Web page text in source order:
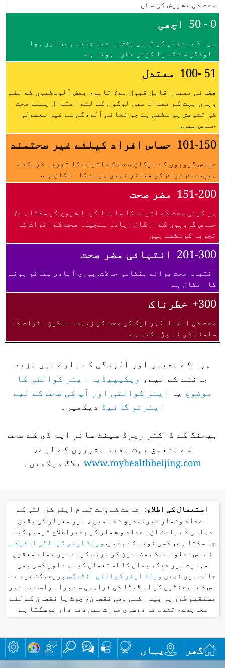
صحت کی تشویش کی سطح
0 - 50 اچھی
ہوا کے معیار کو تسلی بخش سمجھا جاتا ہے، اور ہوا
آلودگی سے کم یا کوئی خطرہ ہوتا ہے
51 -100 معتدل
فضائی معیار قابل قبول ہے؛ تاہم، بعض آلودگیوں کے لئے
وہاں بہت کم تعداد میں لوگوں کے لئے اعتدال پسند صحت
کی تشویش ہو سکتی ہے جو فضائی آلودگی سے غیر معمولی
حساس ہیں.
101-150 حساس افراد کیلئے غیر صحتمند
حساس گروپوں کے ارکان صحت کے اثرات کا تجربہ کرسکتے
ہیں. عام عوام کو متاثر نہیں ہونے کا امکان ہے.
151-200 مضر صحت
ہر کوئی صحت کے اثرات کا سامنا کرنا شروع کر سکتا ہے؛
حساس گروہوں کے ارکان زیادہ سنجیدہ صحت کے اثرات کا
تجربہ کرسکتے ہیں
201-300 انتہائی مضر صحت
انتباہ صحت برائے ہنگامی حالات. پوری آبادی متاثر ہونے
کا امکان ہے
300+ خطرناک
صحت کی انتباہ: ہر ایک کی صحت کو زیادہ سنگین اثرات کا
سامنا کر نا پڑ سکتا ہے
ہوا کے معیار اور آلودگی کے بارے میں مزید
جاننے کے لیے، ویکیپیڈیا ایئر کوالٹی کا
موضوع یا
ایئر کوالٹی اور آپ کی صحت کے لیے
ایئرنو گائیڈ دیکھیں۔
بیجنگ کے ڈاکٹر رچرڈ سینٹ سائر ایم ڈی کے صحت
سے متعلق بہت مفید مشوروں کے لیے،
www.myhealthbeijing.com بلاگ دیکھیں۔
استعمال کی اطلاع: اشاعت کے وقت تمام ایئر کوالٹی کے
اعداد وشمار غیرتصدیق شدہ ھیں ، اور معیار کی یقین
دہانی کے باعث ان اعداد و شمار کو بغیراطلاع ترمیم کیا
جا سکتا ہے، کسی نوٹس کے بغیر. ورلڈ ایئر کوالٹی انڈیکس
نے اس معلومات کے مضامین کو مرتب کرنے میں تمام معقول
مہارت اور دیکھ بھال کا استعمال کیا ہے اور کسی بھی
حالت میں نہیں ورلڈ ایئر کوالٹی انڈیکس پروجیکٹ ٹیم یا
اس کے ایجنٹوں کو اس ڈیٹا کی فراہمی سے براہ راست یا غیر
مستقیم طور پر پیدا کسی بھی نقصان، چوٹ یا نقصان کے لئے
معاہدے، تشدد یا دوسری صورت میں ذمہ دار ہوسکتا ہے.
گھر یہاں